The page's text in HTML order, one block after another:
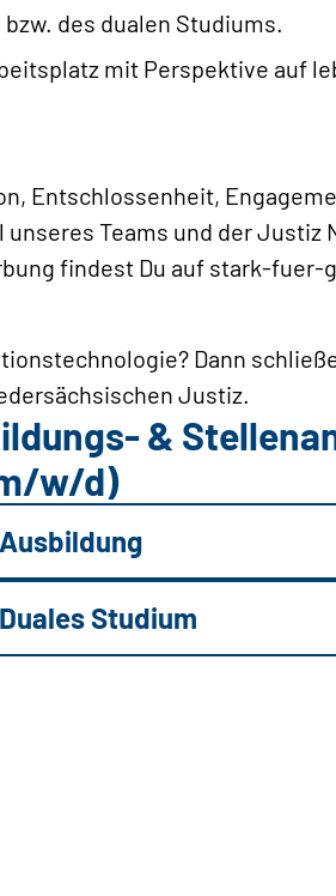
des dualen Studiums.
mit Perspektive auf
Entschlossenheit,
Teams und der Justiz
findest Du auf stark-fuer-
Dann
Justiz.
&
w/d)
Ausbildung
Duales Studium